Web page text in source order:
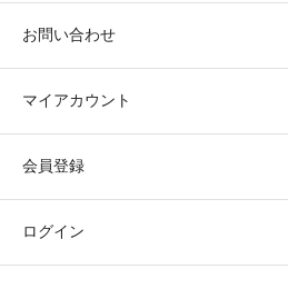
お問い合わせ
マイアカウント
会員登録
ログイン